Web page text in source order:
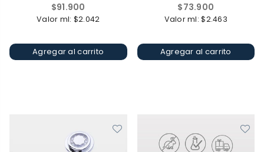
Precio
habitual
$91.900
Valor ml: $2.042
Agregar al carrito
Precio
habitual
$73.900
Valor ml: $2.463
Agregar al carrito